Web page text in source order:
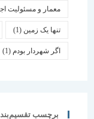
معمار و مسئولیت اجتماعی (2)
تنها یک زمین(1) شهر
اگر شهردار بودم (1)
برچسب تقسیم‌بندی